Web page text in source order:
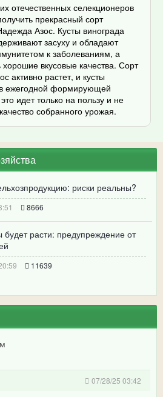
отечественных селекционеров
прекрасный сорт
Азос. Кусты винограда
засуху и обладают
к заболеваниям, а
хорошие вкусовые качества. Сорт
активно растет, и кусты
ежегодной формирующей
идет только на пользу и не
собранного урожая.
риски реальны?
8666
будет расти: предупреждение от
11639
07/28/25 03:42